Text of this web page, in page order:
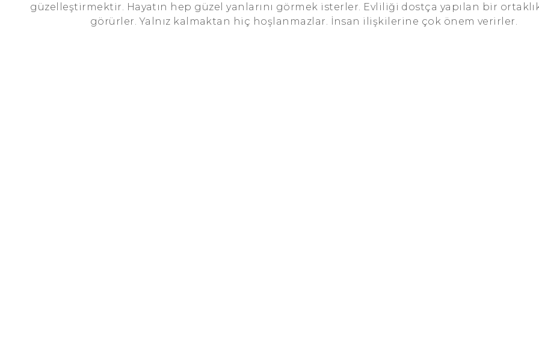
güzelleştirmektir. Hayatın hep güzel yanlarını görmek isterler. Evliliği dostça yapılan bir
görürler. Yalnız kalmaktan hiç hoşlanmazlar. İnsan ilişkilerine çok önem verirler.